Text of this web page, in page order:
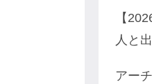
【
人と
アー